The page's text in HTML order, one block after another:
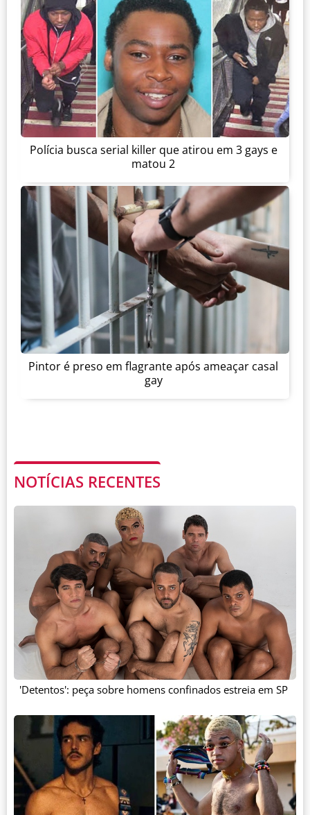
Polícia busca serial killer que atirou em 3 gays e
matou 2
Pintor é preso em flagrante após ameaçar casal
gay
NOTÍCIAS RECENTES
'Detentos': peça sobre homens confinados estreia em SP